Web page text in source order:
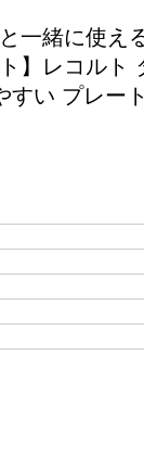
一緒に使
ト】レコル
い プレー